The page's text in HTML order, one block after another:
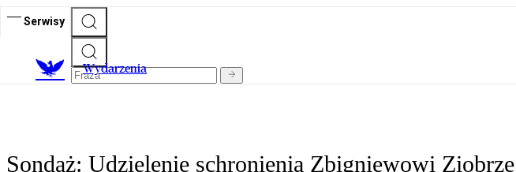
Serwisy
Wydarzenia
Sondaż: Udzielenie schronienia Zbigniewowi